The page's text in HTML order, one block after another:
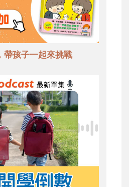
帶孩子一起來挑戰